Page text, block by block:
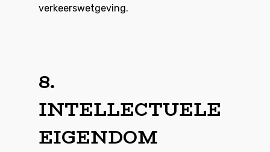
verkeerswetgeving.
8.
INTELLECTUELE
EIGENDOM